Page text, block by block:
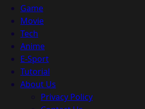
Game
Movie
Tech
Anime
E-Sport
Tutorial
About Us
Privacy Policy